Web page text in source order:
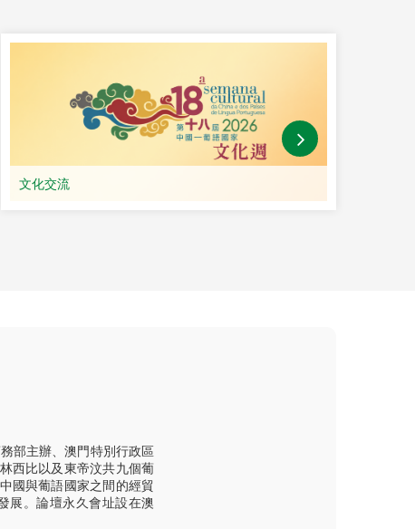
文化交流
部主辦、澳門特別行政區
西比以及東帝汶共九個葡
國與葡語國家之間的經貿
展。論壇永久會址設在澳